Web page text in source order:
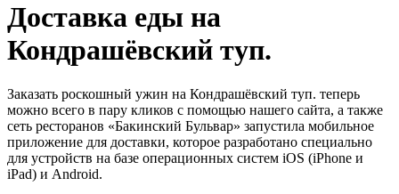
Доставка еды на
Кондрашёвский туп.
Заказать роскошный ужин на Кондрашёвский туп. теперь
можно всего в пару кликов с помощью нашего сайта, а также
сеть ресторанов «Бакинский Бульвар» запустила мобильное
приложение для доставки, которое разработано специально
для устройств на базе операционных систем iOS (iPhone и
iPad) и Android.